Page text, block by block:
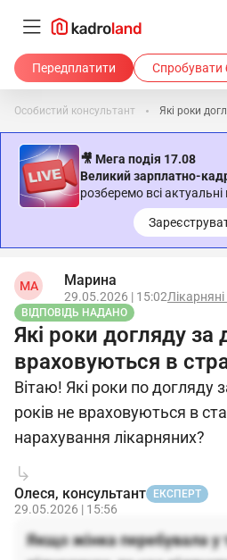
Передплатити Спробувати
Особистий консультант
🎥 Мега подія 17.08
Великий зарплатно-
розберемо всі
МА Марина
29.05.2026 | 15:02
ВІДПОВІДЬ НАДАНО
Які роки догляду
враховуються в
Вітаю! Які роки по догляду
років не враховуються в
нарахування лікарняних?
Олеся, консультант ЕКСПЕРТ
29.05.2026 | 15:56
Якщо жінка перебувала у